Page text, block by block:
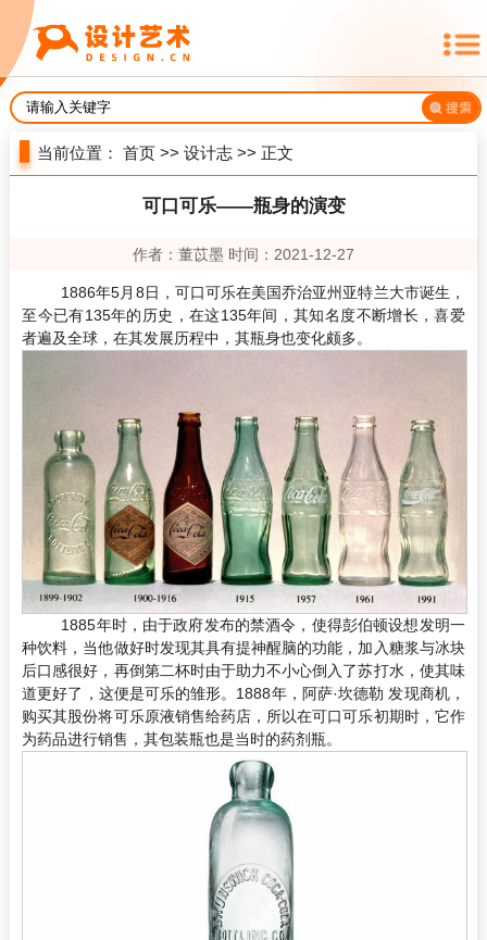
当前位置：首页 >>设计志 >> 正文
可口可乐——瓶身的演变
作者：董苡墨 时间：2021-12-27
1886年5月8日，可口可乐在美国乔治亚州亚特兰大市诞生，
至今已有135年的历史，在这135年间，其知名度不断增长，喜爱
者遍及全球，在其发展历程中，其瓶身也变化颇多。
1885年时，由于政府发布的禁酒令，使得彭伯顿设想发明一
种饮料，当他做好时发现其具有提神醒脑的功能，加入糖浆与冰块
后口感很好，再倒第二杯时由于助力不小心倒入了苏打水，使其味
道更好了，这便是可乐的雏形。1888年，阿萨·坎德勒 发现商机，
购买其股份将可乐原液销售给药店，所以在可口可乐初期时，它作
为药品进行销售，其包装瓶也是当时的药剂瓶。